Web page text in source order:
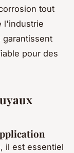
tout
l'industrie
garantissent
pour des
il est essentiel